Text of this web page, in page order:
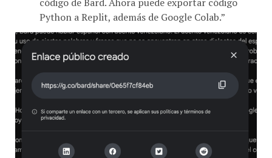
Python a Replit, además de Google Colab.”